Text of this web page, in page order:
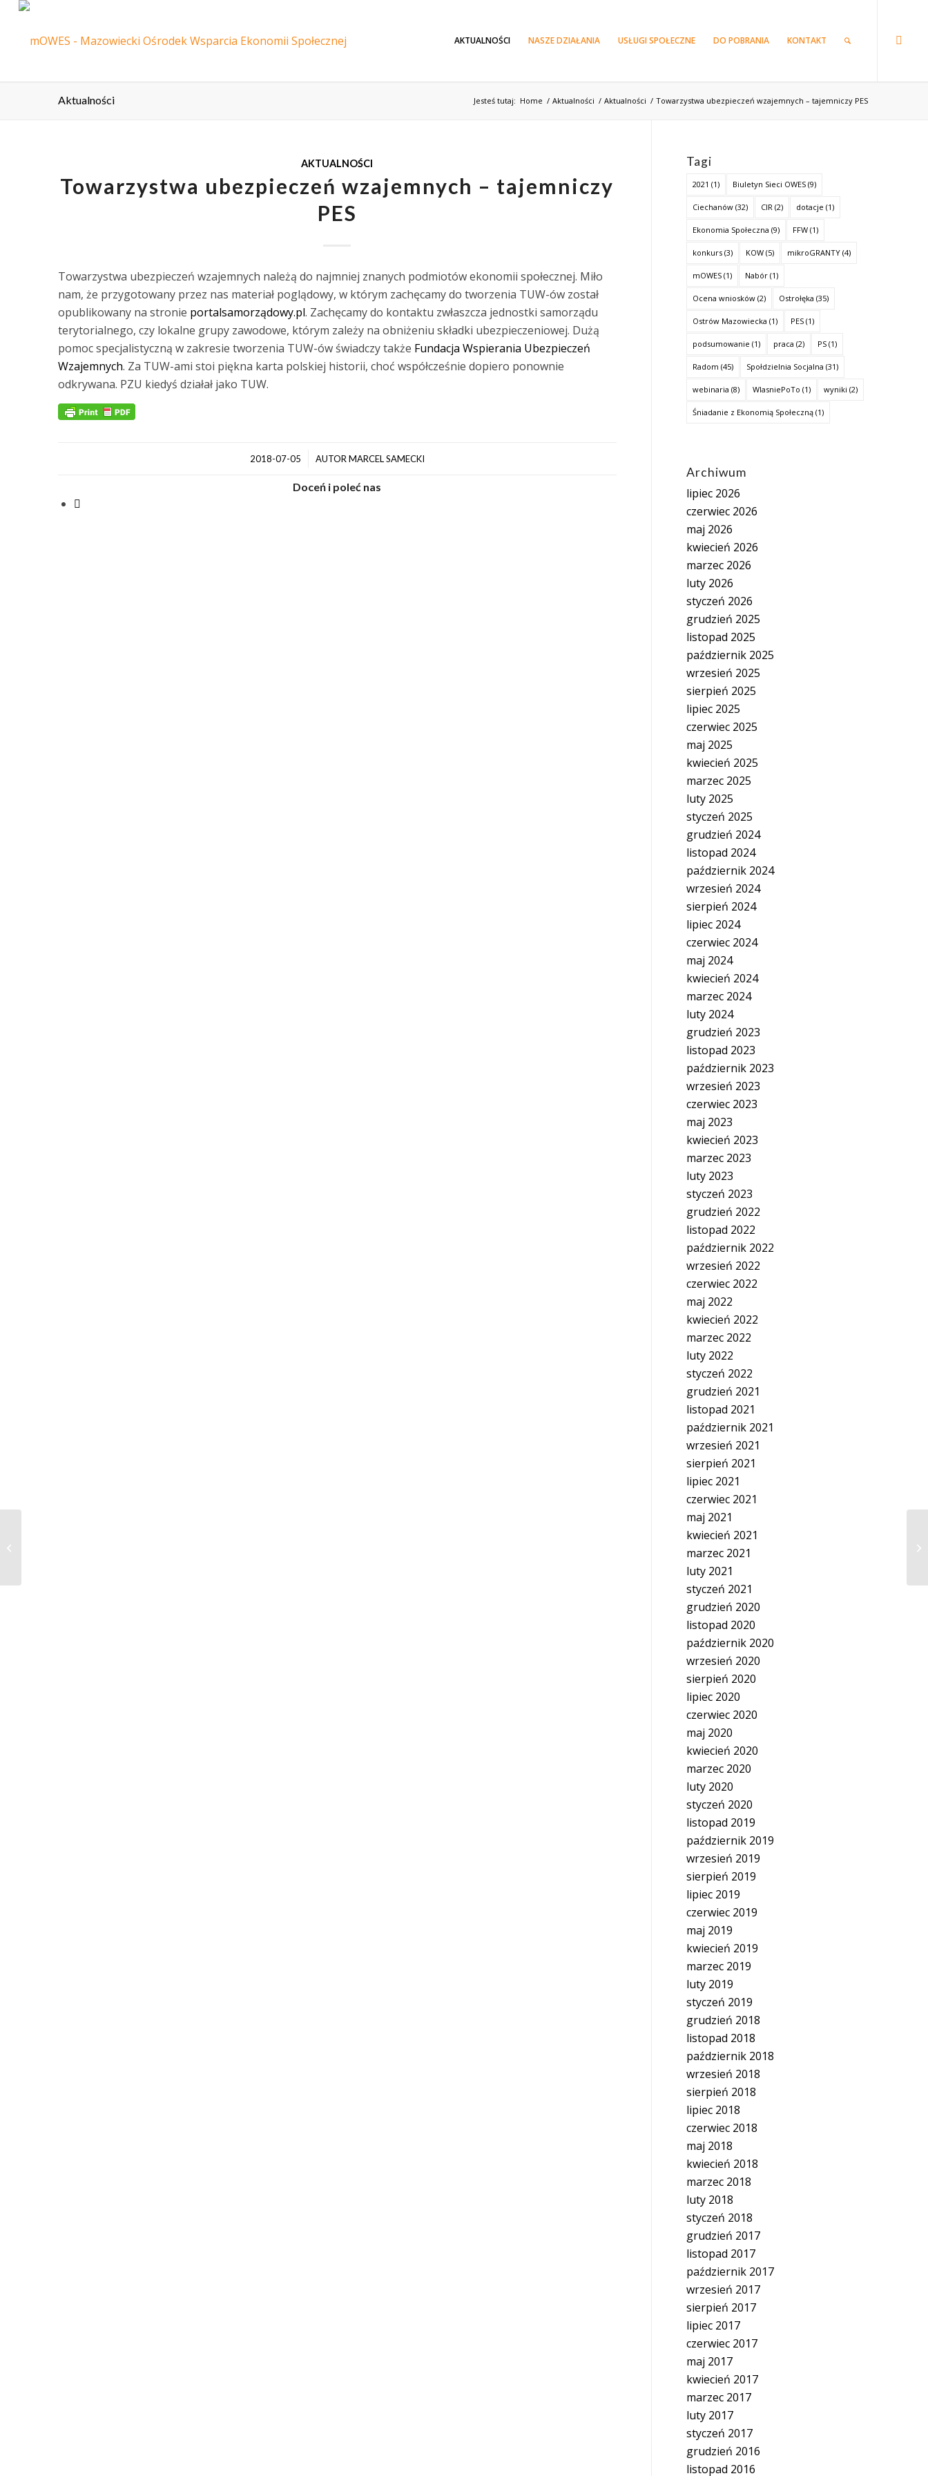
AKTUALNOŚCI NASZE DZIAŁANIA USŁUGI SPOŁECZNE DO POBRANIA KONTAKT
Aktualności Jesteś tutaj: Home / Aktualności / Aktualności / Towarzystwa ubezpieczeń wzajemnych – tajemniczy PES
AKTUALNOŚCI
Towarzystwa ubezpieczeń wzajemnych – tajemniczy
PES
Towarzystwa ubezpieczeń wzajemnych należą do najmniej znanych podmiotów ekonomii społecznej. Miło
nam, że przygotowany przez nas materiał poglądowy, w którym zachęcamy do tworzenia TUW-ów został
opublikowany na stronie portalsamorządowy.pl. Zachęcamy do kontaktu zwłaszcza jednostki samorządu
terytorialnego, czy lokalne grupy zawodowe, którym zależy na obniżeniu składki ubezpieczeniowej. Dużą
pomoc specjalistyczną w zakresie tworzenia TUW-ów świadczy także Fundacja Wspierania Ubezpieczeń
Wzajemnych. Za TUW-ami stoi piękna karta polskiej historii, choć współcześnie dopiero ponownie
odkrywana. PZU kiedyś działał jako TUW.
2018-07-05
/ AUTORMARCEL SAMECKI
Doceń i poleć nas
Tagi
2021 (1) Biuletyn Sieci OWES(9)
Ciechanów(32) CIR(2) dotacje (1)
Ekonomia Społeczna (9) FFW(1)
konkurs(3) KOW(5) mikroGRANTY(4)
mOWES(1) Nabór(1)
Ocena wniosków(2) Ostrołęka (35)
Ostrów Mazowiecka (1) PES(1)
podsumowanie (1) praca (2) PS(1)
Radom (45) Społdzielnia Socjalna (31)
webinaria (8) WlasniePoTo (1) wyniki (2)
Śniadanie z Ekonomią Społeczną(1)
Archiwum
lipiec 2026
czerwiec 2026
maj 2026
kwiecień 2026
marzec 2026
luty 2026
styczeń 2026
grudzień 2025
listopad 2025
październik 2025
wrzesień 2025
sierpień 2025
lipiec 2025
czerwiec 2025
maj 2025
kwiecień 2025
marzec 2025
luty 2025
styczeń 2025
grudzień 2024
listopad 2024
październik 2024
wrzesień 2024
sierpień 2024
lipiec 2024
czerwiec 2024
maj 2024
kwiecień 2024
marzec 2024
luty 2024
grudzień 2023
listopad 2023
październik 2023
wrzesień 2023
czerwiec 2023
maj 2023
kwiecień 2023
marzec 2023
luty 2023
styczeń 2023
grudzień 2022
listopad 2022
październik 2022
wrzesień 2022
czerwiec 2022
maj 2022
kwiecień 2022
marzec 2022
luty 2022
styczeń 2022
grudzień 2021
listopad 2021
październik 2021
wrzesień 2021
sierpień 2021
lipiec 2021
czerwiec 2021
maj 2021
kwiecień 2021
marzec 2021
luty 2021
styczeń 2021
grudzień 2020
listopad 2020
październik 2020
wrzesień 2020
sierpień 2020
lipiec 2020
czerwiec 2020
maj 2020
kwiecień 2020
marzec 2020
luty 2020
styczeń 2020
listopad 2019
październik 2019
wrzesień 2019
sierpień 2019
lipiec 2019
czerwiec 2019
maj 2019
kwiecień 2019
marzec 2019
luty 2019
styczeń 2019
grudzień 2018
listopad 2018
październik 2018
wrzesień 2018
sierpień 2018
lipiec 2018
czerwiec 2018
maj 2018
kwiecień 2018
marzec 2018
luty 2018
styczeń 2018
grudzień 2017
listopad 2017
październik 2017
wrzesień 2017
sierpień 2017
lipiec 2017
czerwiec 2017
maj 2017
kwiecień 2017
marzec 2017
luty 2017
styczeń 2017
grudzień 2016
listopad 2016